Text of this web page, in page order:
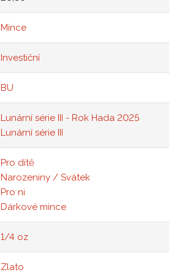
Mince
Investiční
BU
Lunární série III - Rok Hada 2025
Lunární série III
Pro dítě
Narozeniny / Svátek
Pro ni
Dárkové mince
1/4 oz
Zlato